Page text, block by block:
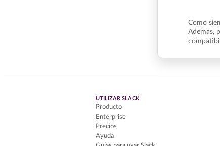
Como
Además,
UTILIZAR SLACK
Producto
Enterprise
Precios
Ayuda